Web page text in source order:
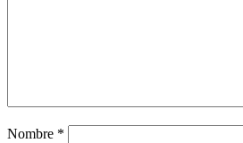
Nombre *